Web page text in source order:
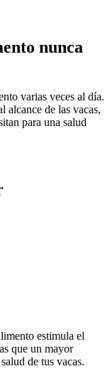
nunca
varias veces al día.
alcance de las vacas,
para una salud
estimula el
que un mayor
de tus vacas.